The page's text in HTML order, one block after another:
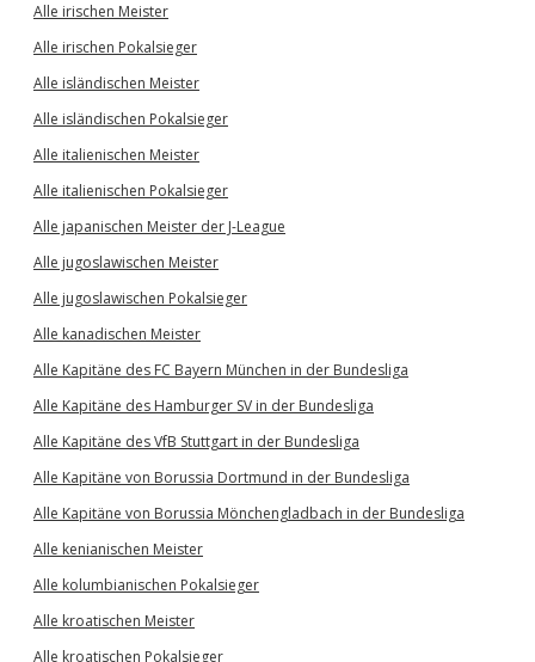
Alle irischen Meister
Alle irischen Pokalsieger
Alle isländischen Meister
Alle isländischen Pokalsieger
Alle italienischen Meister
Alle italienischen Pokalsieger
Alle japanischen Meister der J-League
Alle jugoslawischen Meister
Alle jugoslawischen Pokalsieger
Alle kanadischen Meister
Alle Kapitäne des FC Bayern München in der Bundesliga
Alle Kapitäne des Hamburger SV in der Bundesliga
Alle Kapitäne des VfB Stuttgart in der Bundesliga
Alle Kapitäne von Borussia Dortmund in der Bundesliga
Alle Kapitäne von Borussia Mönchengladbach in der Bundesliga
Alle kenianischen Meister
Alle kolumbianischen Pokalsieger
Alle kroatischen Meister
Alle kroatischen Pokalsieger